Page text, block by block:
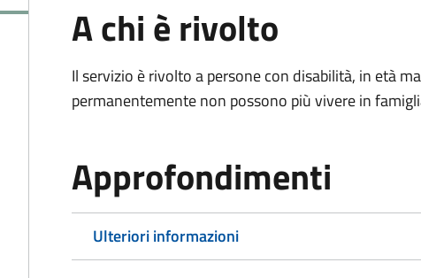
A chi è rivolto
Il servizio è rivolto a persone con disabilità, in età
permanentemente non possono più vivere in
Approfondimenti
Ulteriori informazioni